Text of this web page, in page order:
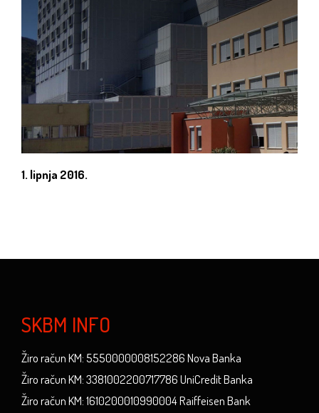
1. lipnja 2016.
SKBM INFO
Žiro račun KM: 5550000008152286 Nova Banka
Žiro račun KM: 3381002200717786 UniCredit Banka
Žiro račun KM: 1610200010990004 Raiffeisen Bank